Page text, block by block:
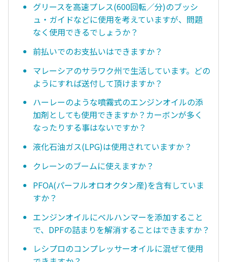
グリースを高速プレス(600回転／分)のブッシ
ュ・ガイドなどに使用を考えていますが、問題
なく使用できるでしょうか？
前払いでのお支払いはできますか？
マレーシアのサラワク州で生活しています。どの
ようにすれば送付して頂けますか？
ハーレーのような噴霧式のエンジンオイルの添
加剤としても使用できますか？カーボンが多く
なったりする事はないですか？
液化石油ガス(LPG)は使用されていますか？
クレーンのブームに使えますか？
PFOA(パーフルオロオクタン産)を含有していま
すか？
エンジンオイルにベルハンマーを添加すること
で、DPFの詰まりを解消することはできますか？
レシプロのコンプレッサーオイルに混ぜて使用